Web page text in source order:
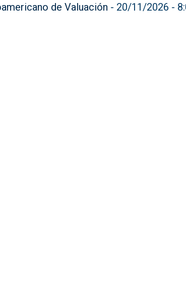
de Valuación - 20/11/2026 -